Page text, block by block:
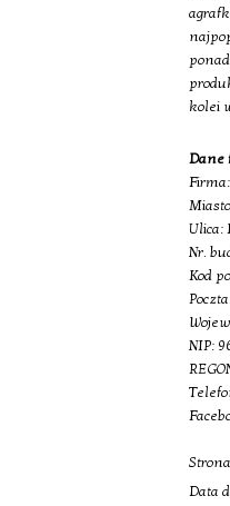
kolei
Dane
Ulica:
Nr.
Kod
NIP:
Data